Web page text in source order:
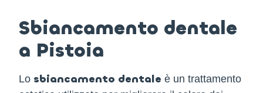
Sbiancamento dentale
a Pistoia
Lo sbiancamento dentale è un trattamento